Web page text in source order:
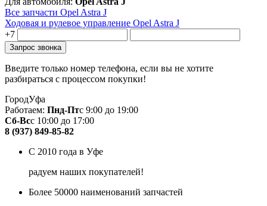
Все запчасти Opel Astra J
Ходовая и рулевое управление Opel Astra J
+7
Введите только номер телефона, если вы не хотите
разбираться с процессом покупки!
ГородУфа
Работаем: Пнд-Птс 9:00 до 19:00
Сб-Всс 10:00 до 17:00
8 (937) 849-85-82
С 2010 года в Уфе
радуем наших покупателей!
Более 50000 наименований запчастей